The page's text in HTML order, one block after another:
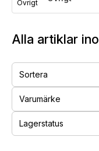
Alla artiklar
Sortera
Varumärke
Lagerstatus